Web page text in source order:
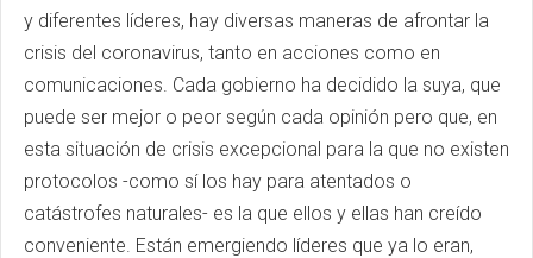
y diferentes líderes, hay diversas maneras de afrontar la
crisis del coronavirus, tanto en acciones como en
comunicaciones. Cada gobierno ha decidido la suya, que
puede ser mejor o peor según cada opinión pero que, en
esta situación de crisis excepcional para la que no existen
protocolos -como sí los hay para atentados o
catástrofes naturales- es la que ellos y ellas han creído
conveniente. Están emergiendo líderes que ya lo eran,